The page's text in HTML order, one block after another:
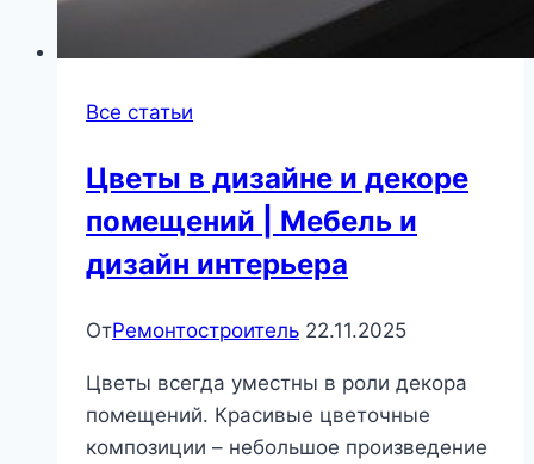
Все статьи
Цветы в дизайне и декоре
помещений | Мебель и
дизайн интерьера
ОтРемонтостроитель 22.11.2025
Цветы всегда уместны в роли декора
помещений. Красивые цветочные
композиции – небольшое произведение